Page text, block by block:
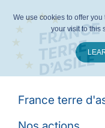
France terre
We use cookies to offer
your visit to this